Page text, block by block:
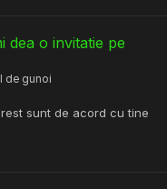
dea o invitatie pe
de gunoi
sunt de acord cu tine